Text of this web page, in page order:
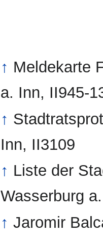
↑ Meldekarte
a. Inn, II945-
↑
Inn, II3109
↑ Liste der
Wasserburg
↑ Jaromir